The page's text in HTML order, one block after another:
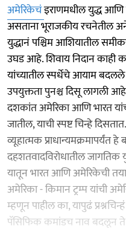
अमेरिकेचंइराणमधील युद्ध आणि
असताना भूराजकीय रचनेतील
युद्धानं पश्चिम आशियातील
उघड आहे. शिवाय निदान काही
यांच्यातील स्पर्धेचे आयाम
उपयुक्तता पुनश्च दिसू लागली आहे.
दशकांत अमेरिका आणि भारत
जातील, याची स्पष्ट चिन्हे
व्यूहात्मक प्राधान्यमक्रमापर्यंत
दहशतवादविरोधातील जागतिक
यातून भारत आणि अमेरिकेची
अमेरिका - किमान ट्रम्प यांची
म्हणून पाहील का, यापुढं
पॅसिफिक कमांडच नाव बदलून